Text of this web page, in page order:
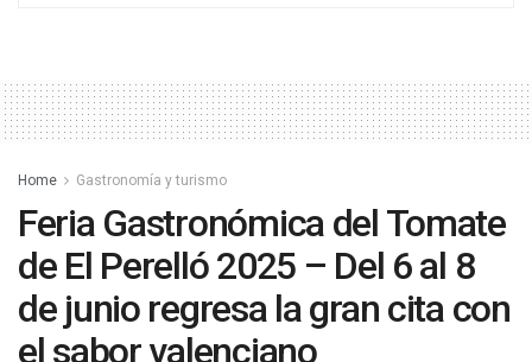
Home Gastronomía y turismo
Feria Gastronómica del Tomate
de El Perelló 2025 – Del 6 al 8
de junio regresa la gran cita con
el sabor valenciano